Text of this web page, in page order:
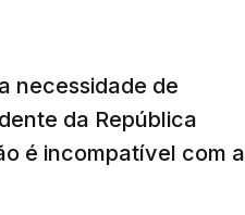
necessidade de
da República
é incompatível com a